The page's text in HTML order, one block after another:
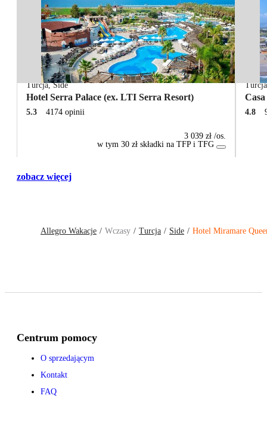
Turcja,Side
Hotel Serra Palace (ex. LTI Serra Resort)
5.3 4174 opinii
3 039 zł /os.
w tym 30 zł składki na TFP i TFG
Turcja
4.8
zobacz więcej
Allegro Wakacje Wczasy Turcja Side Hotel Miramare
Centrum pomocy
O sprzedającym
Kontakt
FAQ